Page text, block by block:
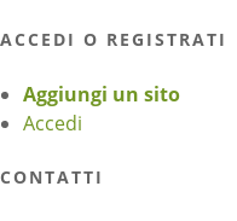
ACCEDI O REGISTRATI
Aggiungi un sito
Accedi
CONTATTI